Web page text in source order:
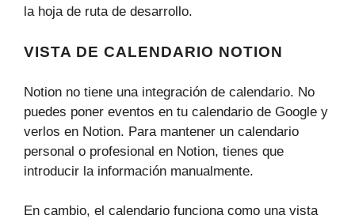
la hoja de ruta de desarrollo.
VISTA DE CALENDARIO NOTION
Notion no tiene una integración de calendario. No
puedes poner eventos en tu calendario de Google y
verlos en Notion. Para mantener un calendario
personal o profesional en Notion, tienes que
introducir la información manualmente.
En cambio, el calendario funciona como una vista